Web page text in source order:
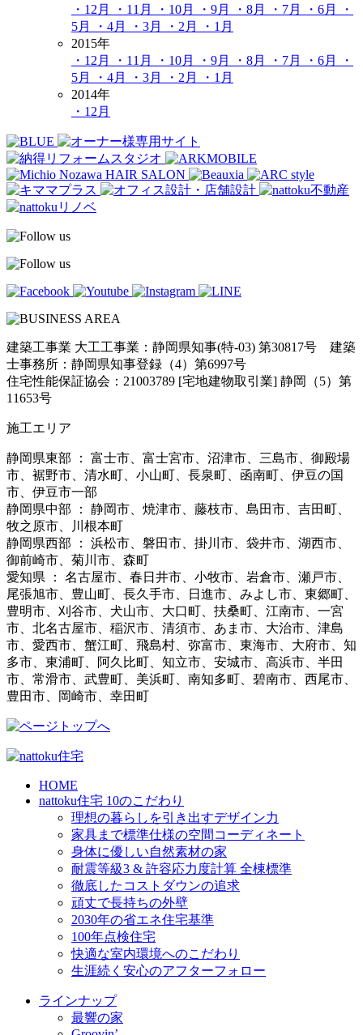
・12月
・11月 ・10月 ・9月 ・8月 ・7月 ・6月
・
5月
・4月 ・3月 ・2月
・1月
2015年
・12月
・11月 ・10月 ・9月 ・8月 ・7月 ・6月
・
5月
・4月 ・3月 ・2月
・1月
2014年
・12月
建築工事業 大工工事業：静岡県知事(特-03) 第30817号 建築
士事務所：静岡県知事登録（4）第6997号
住宅性能保証協会：21003789 [宅地建物取引業] 静岡（5）第
11653号
施工エリア
静岡県東部 ： 富士市、富士宮市、沼津市、三島市、御殿場
市、裾野市、清水町、小山町、長泉町、函南町、伊豆の国
市、伊豆市一部
静岡県中部 ： 静岡市、焼津市、藤枝市、島田市、吉田町、
牧之原市、川根本町
静岡県西部 ： 浜松市、磐田市、掛川市、袋井市、湖西市、
御前崎市、菊川市、森町
愛知県 ： 名古屋市、春日井市、小牧市、岩倉市、瀬戸市、
尾張旭市、豊山町、長久手市、日進市、みよし市、東郷町、
豊明市、刈谷市、犬山市、大口町、扶桑町、江南市、一宮
市、北名古屋市、稲沢市、清須市、あま市、大治市、津島
市、愛西市、蟹江町、飛島村、弥富市、東海市、大府市、知
多市、東浦町、阿久比町、知立市、安城市、高浜市、半田
市、常滑市、武豊町、美浜町、南知多町、碧南市、西尾市、
豊田市、岡崎市、幸田町
HOME
nattoku住宅 10のこだわり
理想の暮らしを引き出すデザイン力
家具まで標準仕様の空間コーディネート
身体に優しい自然素材の家
耐震等級3 & 許容応力度計算 全棟標準
徹底したコストダウンの追求
頑丈で長持ちの外壁
2030年の省エネ住宅基準
100年点検住宅
快適な室内環境へのこだわり
生涯続く安心のアフターフォロー
ラインナップ
最響の家